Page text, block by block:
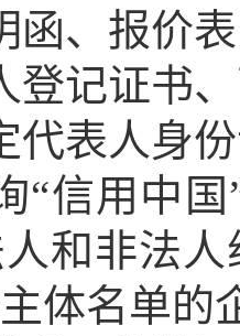
、报价表
记证书、
表人身份
用中国”
和非法
体名单的